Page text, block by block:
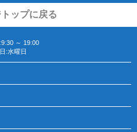
ップに戻る
～ 19:00
:水曜日